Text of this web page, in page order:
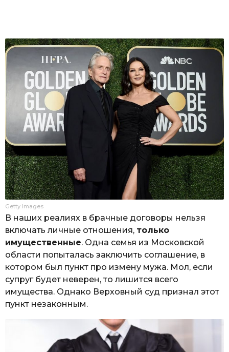
Getty Images
В наших реалиях в брачные договоры нельзя
включать личные отношения, только
имущественные. Одна семья из Московской
области попыталась заключить соглашение, в
котором был пункт про измену мужа. Мол, если
супруг будет неверен, то лишится всего
имущества. Однако Верховный суд признал этот
пункт незаконным.